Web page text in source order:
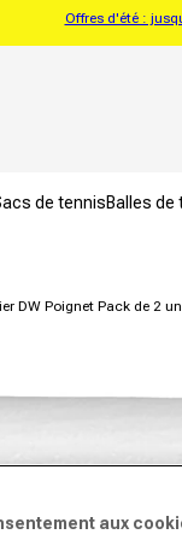
Offres d'été :
de tennisBalles de
DW Poignet Pack de 2
aux